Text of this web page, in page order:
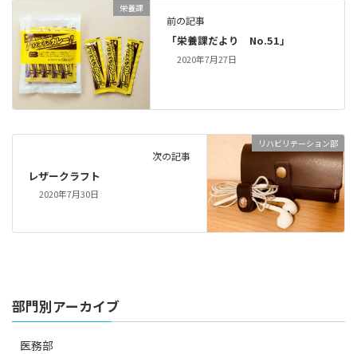
栄養課
前の記事
「栄養課だより No.51」
2020年7月27日
リハビリテーション部
次の記事
レザークラフト
2020年7月30日
部門別アーカイブ
医務部